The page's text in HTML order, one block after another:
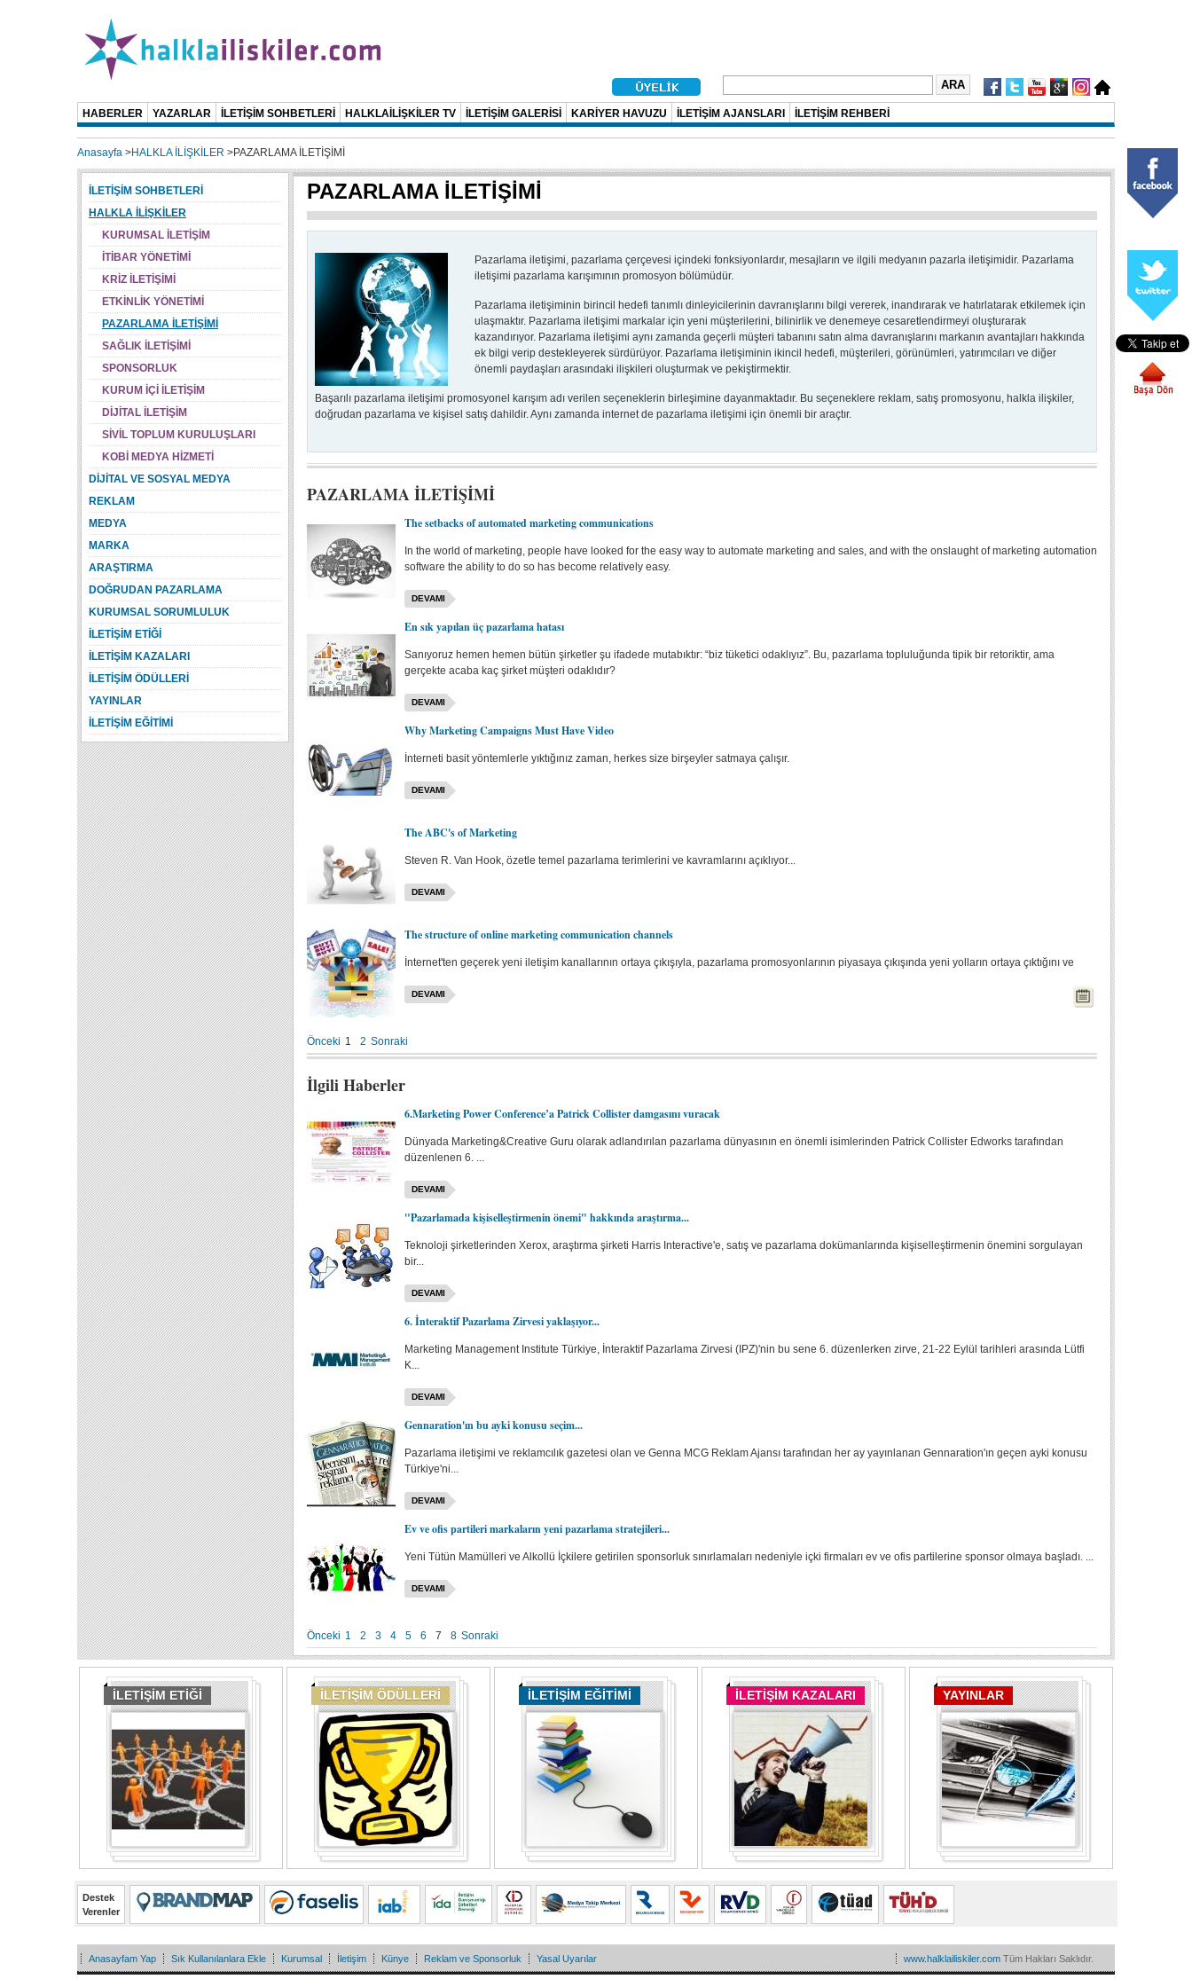
HABERLER YAZARLAR İLETİŞİM SOHBETLERİ HALKLAİLİŞKİLER TV İLETİŞİM GALERİSİ KARİYER HAVUZU İLETİŞİM AJANSLARI İLETİŞİM REHBERİ
Anasayfa >HALKLA İLİŞKİLER >PAZARLAMA İLETİŞİMİ
PAZARLAMA İLETİŞİMİ
Pazarlama iletişimi, pazarlama çerçevesi içindeki fonksiyonlardır, mesajların ve ilgili medyanın pazarla iletişimidir. Pazarlama
iletişimi pazarlama karışımının promosyon bölümüdür.
Pazarlama iletişiminin birincil hedefi tanımlı dinleyicilerinin davranışlarını bilgi vererek, inandırarak ve hatırlatarak etkilemek için
ulaşmaktır. Pazarlama iletişimi markalar için yeni müşterilerini, bilinirlik ve denemeye cesaretlendirmeyi oluşturarak
kazandırıyor. Pazarlama iletişimi aynı zamanda geçerli müşteri tabanını satın alma davranışlarını markanın avantajları hakkında
ek bilgi verip destekleyerek sürdürüyor. Pazarlama iletişiminin ikincil hedefi, müşterileri, görünümleri, yatırımcıları ve diğer
önemli paydaşları arasındaki ilişkileri oluşturmak ve pekiştirmektir.
Başarılı pazarlama iletişimi promosyonel karışım adı verilen seçeneklerin birleşimine dayanmaktadır. Bu seçeneklere reklam, satış promosyonu, halkla ilişkiler,
doğrudan pazarlama ve kişisel satış dahildir. Aynı zamanda internet de pazarlama iletişimi için önemli bir araçtır.
PAZARLAMA İLETİŞİMİ
The setbacks of automated marketing communications
In the world of marketing, people have looked for the easy way to automate marketing and sales, and with the onslaught of marketing automation
software the ability to do so has become relatively easy.
DEVAMI
En sık yapılan üç pazarlama hatası
Sanıyoruz hemen hemen bütün şirketler şu ifadede mutabıktır: “biz tüketici odaklıyız”. Bu, pazarlama topluluğunda tipik bir retoriktir, ama
gerçekte acaba kaç şirket müşteri odaklıdır?
DEVAMI
Why Marketing Campaigns Must Have Video
İnterneti basit yöntemlerle yıktığınız zaman, herkes size birşeyler satmaya çalışır.
DEVAMI
The ABC's of Marketing
Steven R. Van Hook, özetle temel pazarlama terimlerini ve kavramlarını açıklıyor...
DEVAMI
The structure of online marketing communication channels
İnternet'ten geçerek yeni iletişim kanallarının ortaya çıkışıyla, pazarlama promosyonlarının piyasaya çıkışında yeni yolların ortaya çıktığını ve
DEVAMI
Önceki 1 2 Sonraki
İlgili Haberler
6.Marketing Power Conference’a Patrick Collister damgasını vuracak
Dünyada Marketing&Creative Guru olarak adlandırılan pazarlama dünyasının en önemli isimlerinden Patrick Collister Edworks tarafından
düzenlenen 6. ...
DEVAMI
"Pazarlamada kişiselleştirmenin önemi" hakkında araştırma...
Teknoloji şirketlerinden Xerox, araştırma şirketi Harris Interactive'e, satış ve pazarlama dokümanlarında kişiselleştirmenin önemini sorgulayan
bir...
DEVAMI
6. İnteraktif Pazarlama Zirvesi yaklaşıyor...
Marketing Management Institute Türkiye, İnteraktif Pazarlama Zirvesi (IPZ)'nin bu sene 6. düzenlerken zirve, 21-22 Eylül tarihleri arasında Lütfi
K...
DEVAMI
Gennaration'ın bu ayki konusu seçim...
Pazarlama iletişimi ve reklamcılık gazetesi olan ve Genna MCG Reklam Ajansı tarafından her ay yayınlanan Gennaration'ın geçen ayki konusu
Türkiye'ni...
DEVAMI
Ev ve ofis partileri markaların yeni pazarlama stratejileri...
Yeni Tütün Mamülleri ve Alkollü İçkilere getirilen sponsorluk sınırlamaları nedeniyle içki firmaları ev ve ofis partilerine sponsor olmaya başladı. ...
DEVAMI
Önceki 1 2 3 4 5 6 7 8 Sonraki
İLETİŞİM SOHBETLERİ
HALKLA İLİŞKİLER
KURUMSAL İLETİŞİM
İTİBAR YÖNETİMİ
KRİZ İLETİŞİMİ
ETKİNLİK YÖNETİMİ
PAZARLAMA İLETİŞİMİ
SAĞLIK İLETİŞİMİ
SPONSORLUK
KURUM İÇİ İLETİŞİM
DİJİTAL İLETİŞİM
SİVİL TOPLUM KURULUŞLARI
KOBİ MEDYA HİZMETİ
DİJİTAL VE SOSYAL MEDYA
REKLAM
MEDYA
MARKA
ARAŞTIRMA
DOĞRUDAN PAZARLAMA
KURUMSAL SORUMLULUK
İLETİŞİM ETİĞİ
İLETİŞİM KAZALARI
İLETİŞİM ÖDÜLLERİ
YAYINLAR
İLETİŞİM EĞİTİMİ
İLETİŞİM ETİĞİ İLETİŞİM ÖDÜLLERİ İLETİŞİM EĞİTİMİ İLETİŞİM KAZALARI YAYINLAR
Destek
Verenler
Anasayfam Yap Sık Kullanılanlara Ekle Kurumsal İletişim Künye Reklam ve Sponsorluk Yasal Uyarılar www.halklailiskiler.com Tüm Hakları Saklıdır.